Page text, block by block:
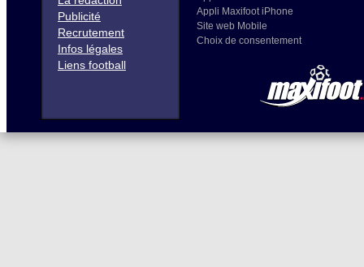
Publicité
Recrutement
Infos légales
Liens football
Appli Maxifoot iPhone
Site web Mobile
Choix de consentement